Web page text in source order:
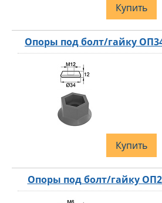
Купить
Опоры под болт/гайку
Купить
Опоры под болт/гайку